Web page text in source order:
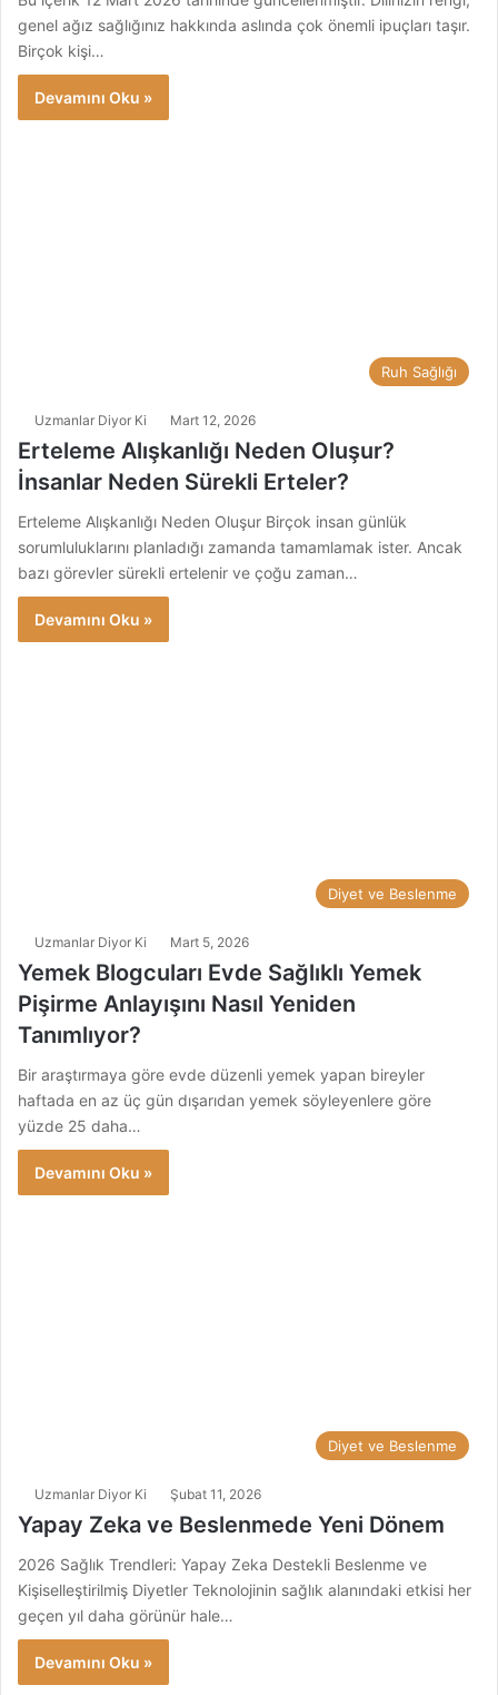
genel ağız sağlığınız hakkında aslında çok önemli ipuçları taşır.
Birçok kişi…
Devamını Oku »
Ruh Sağlığı
Uzmanlar Diyor Ki Mart 12, 2026
Erteleme Alışkanlığı Neden Oluşur?
İnsanlar Neden Sürekli Erteler?
Erteleme Alışkanlığı Neden Oluşur Birçok insan günlük
sorumluluklarını planladığı zamanda tamamlamak ister. Ancak
bazı görevler sürekli ertelenir ve çoğu zaman…
Devamını Oku »
Diyet ve Beslenme
Uzmanlar Diyor Ki Mart 5, 2026
Yemek Blogcuları Evde Sağlıklı Yemek
Pişirme Anlayışını Nasıl Yeniden
Tanımlıyor?
Bir araştırmaya göre evde düzenli yemek yapan bireyler
haftada en az üç gün dışarıdan yemek söyleyenlere göre
yüzde 25 daha…
Devamını Oku »
Diyet ve Beslenme
Uzmanlar Diyor Ki Şubat 11, 2026
Yapay Zeka ve Beslenmede Yeni Dönem
2026 Sağlık Trendleri: Yapay Zeka Destekli Beslenme ve
Kişiselleştirilmiş Diyetler Teknolojinin sağlık alanındaki etkisi her
geçen yıl daha görünür hale…
Devamını Oku »